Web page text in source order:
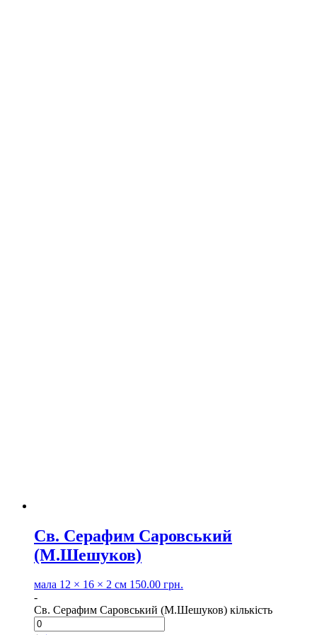
Св. Серафим Саровський
(М.Шешуков)
мала 12 × 16 × 2 см 150.00 грн.
-
Св. Серафим Саровський (М.Шешуков) кількість